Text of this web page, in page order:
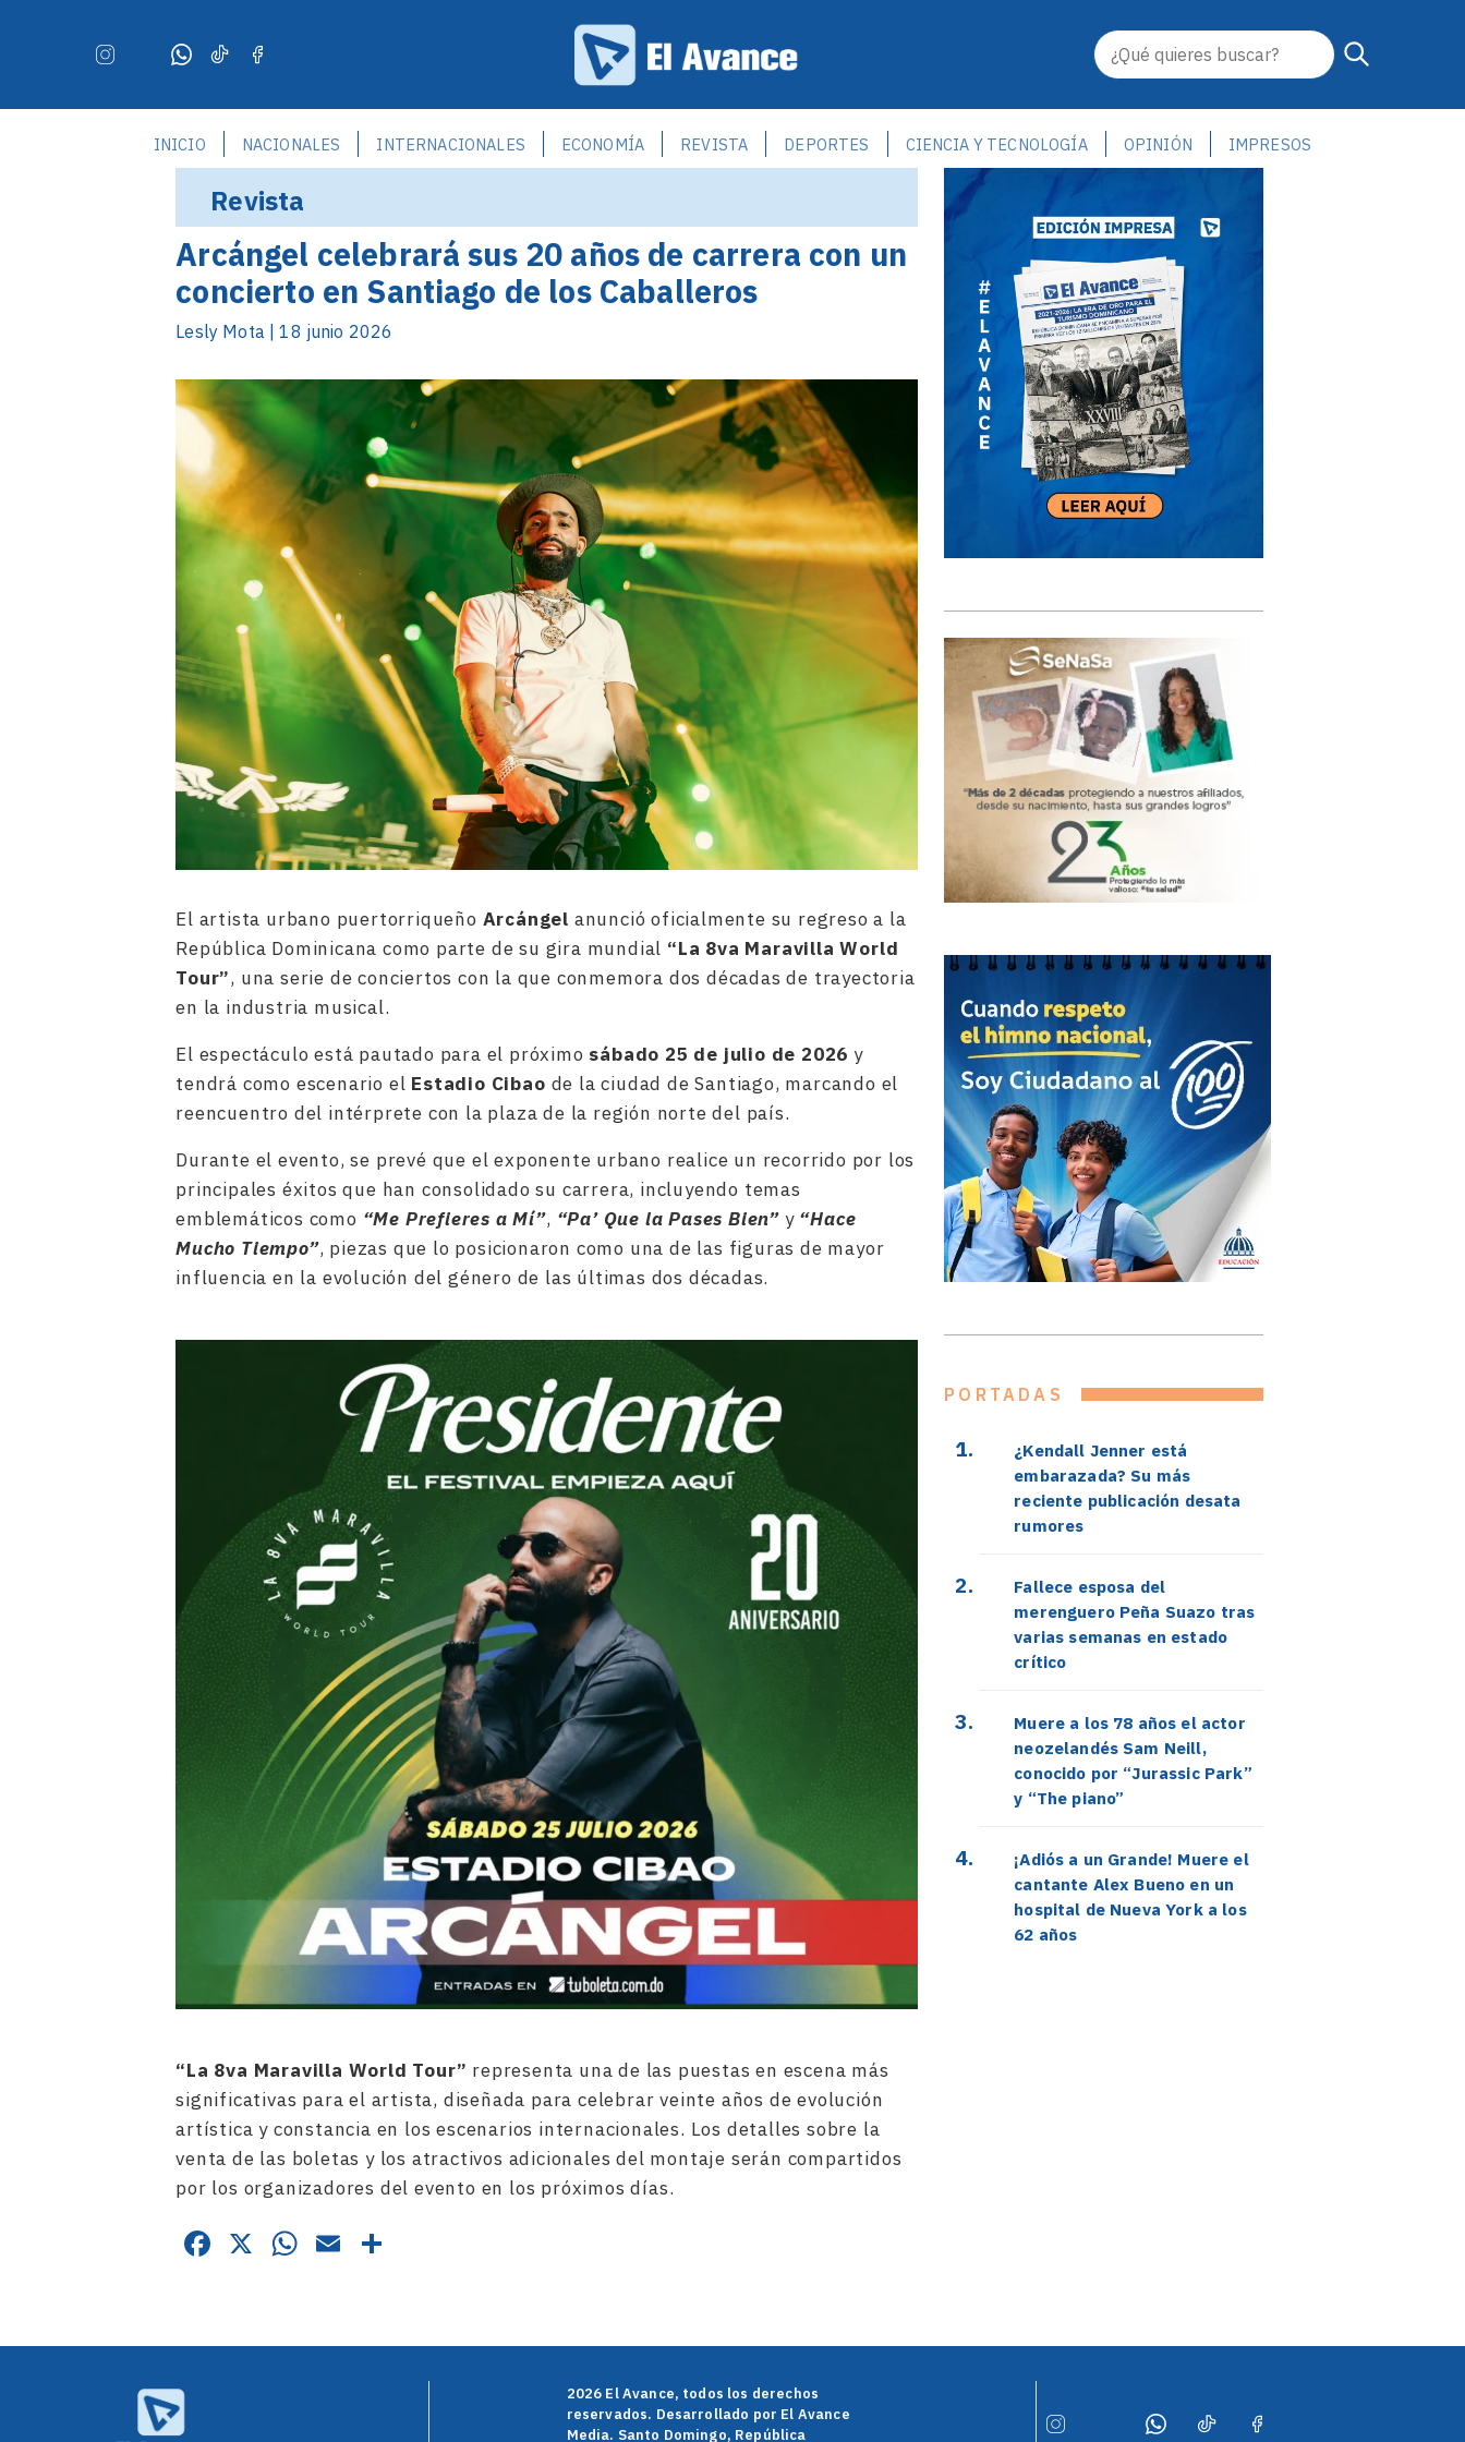
INICIO NACIONALES INTERNACIONALES ECONOMÍA REVISTA DEPORTES CIENCIA Y TECNOLOGÍA OPINIÓN IMPRESOS
Revista
Arcángel celebrará sus 20 años de carrera con un
concierto en Santiago de los Caballeros
Lesly Mota | 18 junio 2026
El artista urbano puertorriqueño Arcángel anunció oficialmente su regreso a la
República Dominicana como parte de su gira mundial “La 8va Maravilla World
Tour”, una serie de conciertos con la que conmemora dos décadas de trayectoria
en la industria musical.
El espectáculo está pautado para el próximo sábado 25 de julio de 2026 y
tendrá como escenario el Estadio Cibao de la ciudad de Santiago, marcando el
reencuentro del intérprete con la plaza de la región norte del país.
Durante el evento, se prevé que el exponente urbano realice un recorrido por los
principales éxitos que han consolidado su carrera, incluyendo temas
emblemáticos como “Me Prefieres a Mí”, “Pa’ Que la Pases Bien”y “Hace
Mucho Tiempo”, piezas que lo posicionaron como una de las figuras de mayor
influencia en la evolución del género de las últimas dos décadas.
“La 8va Maravilla World Tour” representa una de las puestas en escena más
significativas para el artista, diseñada para celebrar veinte años de evolución
artística y constancia en los escenarios internacionales. Los detalles sobre la
venta de las boletas y los atractivos adicionales del montaje serán compartidos
por los organizadores del evento en los próximos días.
Facebook
X WhatsApp
Email
PORTADAS
¿Kendall Jenner está
embarazada? Su más
reciente publicación desata
rumores
Fallece esposa del
merenguero Peña Suazo tras
varias semanas en estado
crítico
Muere a los 78 años el actor
neozelandés Sam Neill,
conocido por “Jurassic Park”
y “The piano”
¡Adiós a un Grande! Muere el
cantante Alex Bueno en un
hospital de Nueva York a los
62 años
2026 El Avance, todos los derechos
reservados. Desarrollado por El Avance
Media. Santo Domingo, República